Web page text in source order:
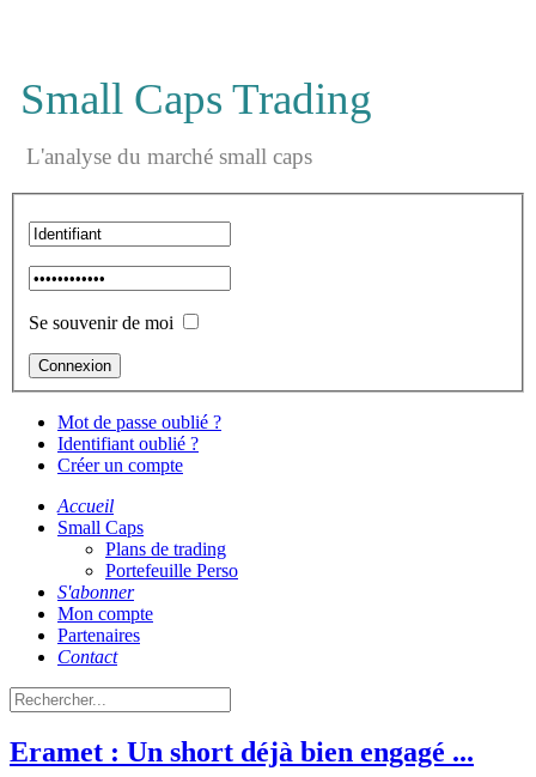
Small Caps Trading
L'analyse du marché small caps
Se souvenir de moi
Mot de passe oublié ?
Identifiant oublié ?
Créer un compte
Accueil
Small Caps
Plans de trading
Portefeuille Perso
S'abonner
Mon compte
Partenaires
Contact
Eramet : Un short déjà bien engagé ...